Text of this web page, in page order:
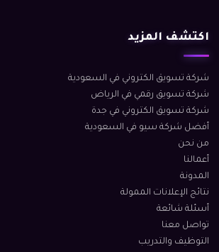
اكتشف المزيد
شركة تسويق الكتروني في السعودية
شركة تسويق رقمي في الرياض
شركة تسويق الكتروني في جدة
أفضل شركة سيو في السعودية
من نحن
أعمالنا
المدونة
نتائج الإعلانات الممولة
أسئلة شائعة
تواصل معنا
التوظيف والتدريب